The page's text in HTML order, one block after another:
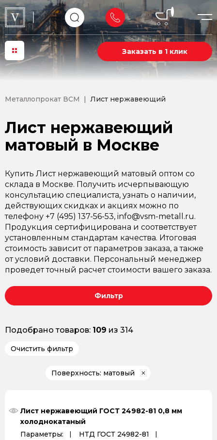
Заказать в 1 клик
Металлопрокат ВСМ Лист нержавеющий
Лист нержавеющий
матовый в Москве
Купить Лист нержавеющий матовый оптом со
склада в Москве. Получить исчерпывающую
консультацию специалиста, узнать о наличии,
действующих скидках и акциях можно по
телефону +7 (495) 137-56-53, info@vsm-metall.ru.
Продукция сертифицирована и соответствует
установленным стандартам качества. Итоговая
стоимость зависит от параметров заказа, а также
от условий доставки. Персональный менеджер
проведет точный расчет стоимости вашего заказа.
Фильтр
Подобрано товаров: 109 из 314
Очистить фильтр
Поверхность: матовый
Лист нержавеющий ГОСТ 24982-81 0,8 мм
холоднокатаный
Параметры:
НТД ГОСТ 24982-81